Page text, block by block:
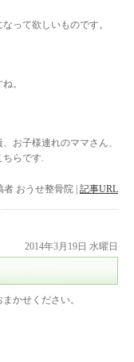
って欲しいものです。
。
お子様連れのママさん、
らです.
者 おうせ整骨院 | 記事URL
2014年3月19日 水曜日
かせください。